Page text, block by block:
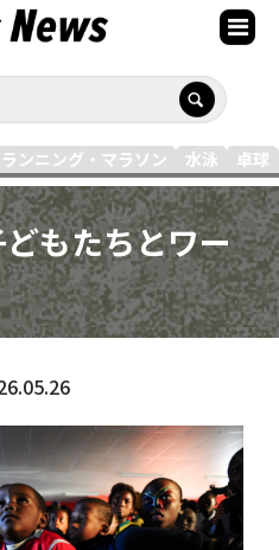
ランニング・マラソン 水泳 卓球
もたちとワー